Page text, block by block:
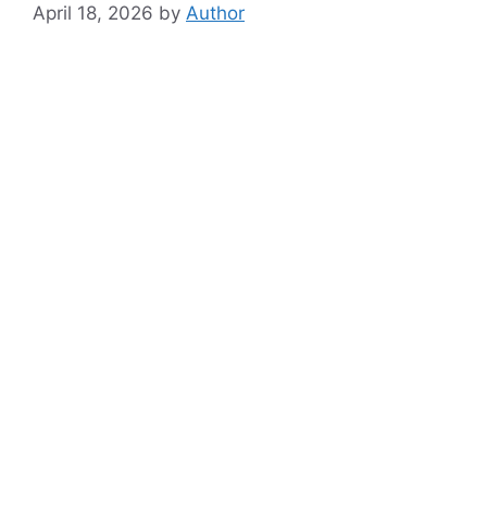
April 18, 2026 by Author